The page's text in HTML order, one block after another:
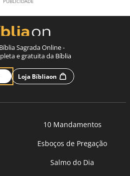
Sagrada Online -
e gratuita da Bíblia
Loja Bíbliaon
10 Mandamentos
Esboços de Pregação
Salmo do Dia